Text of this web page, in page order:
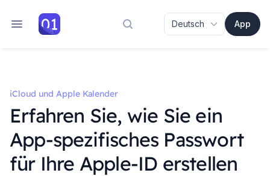
Dokumentation durchsuchen
App
iCloud und Apple Kalender
Erfahren Sie, wie Sie ein
App-spezifisches Passwort
für Ihre Apple-ID erstellen